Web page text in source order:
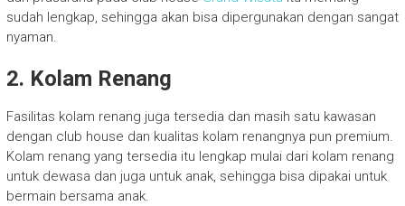
sudah lengkap, sehingga akan bisa dipergunakan dengan sangat
nyaman.
2. Kolam Renang
Fasilitas kolam renang juga tersedia dan masih satu kawasan
dengan club house dan kualitas kolam renangnya pun premium.
Kolam renang yang tersedia itu lengkap mulai dari kolam renang
untuk dewasa dan juga untuk anak, sehingga bisa dipakai untuk
bermain bersama anak.